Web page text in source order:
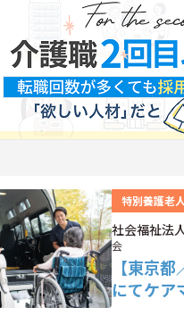
特別養護老
社会福祉法
会
【東京
にてケア